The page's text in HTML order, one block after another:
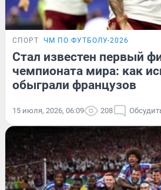
СПОРТ ЧМ ПО ФУТБОЛУ-2026
Стал известен первый
чемпионата мира: как
обыграли французов
15 июля, 2026, 06:09 208